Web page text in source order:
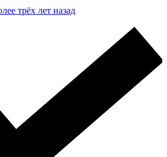
трёх лет назад